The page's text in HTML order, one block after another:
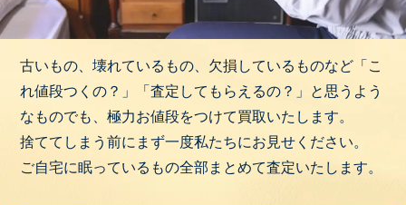
古いもの、壊れているもの、欠損しているものなど「こ
れ値段つくの？」「査定してもらえるの？」と思うよう
なものでも、極力お値段をつけて買取いたします。
捨ててしまう前にまず一度私たちにお見せください。
ご自宅に眠っているもの全部まとめて査定いたします。